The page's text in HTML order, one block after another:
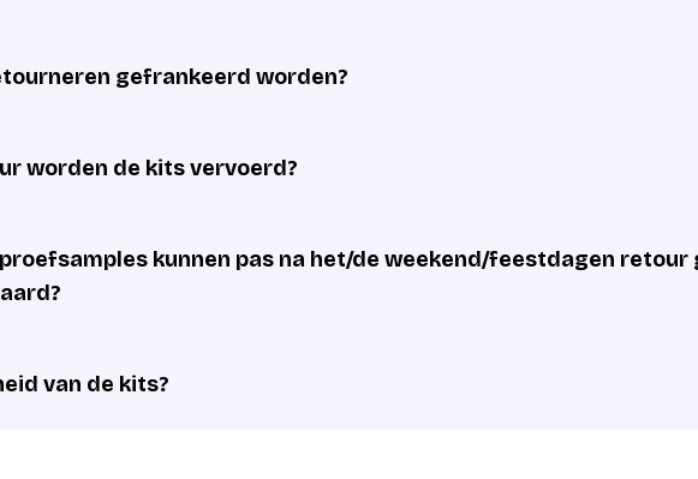
gefrankeerd worden?
worden de kits vervoerd?
kunnen pas na het/de weekend/feestdagen
van de kits?